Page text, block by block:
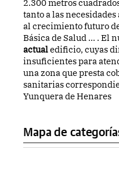
tanto a las
al crecimiento futuro
Básica de Salud ... . El
actualedificio, cuyas
insuficientes para
una zona que presta
sanitarias
Yunquera de Henares
Mapa de